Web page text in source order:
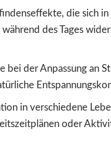
die sich in
des Tages
bei der Anpassung an
in verschiedene
oder